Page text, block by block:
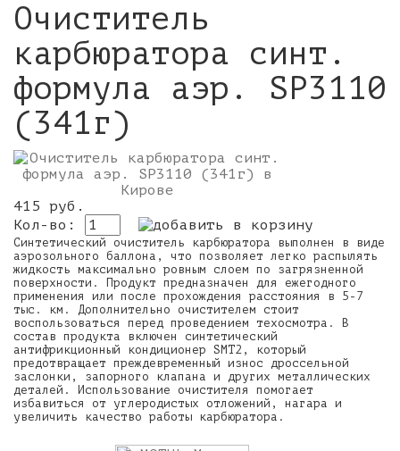
Очиститель
карбюратора синт.
формула аэр. SP3110
(341г)
415 руб.
Кол-во:
Синтетический очиститель карбюратора выполнен в виде
аэрозольного баллона, что позволяет легко распылять
жидкость максимально ровным слоем по загрязненной
поверхности. Продукт предназначен для ежегодного
применения или после прохождения расстояния в 5-7
тыс. км. Дополнительно очистителем стоит
воспользоваться перед проведением техосмотра. В
состав продукта включен синтетический
антифрикционный кондиционер SMT2, который
предотвращает преждевременный износ дроссельной
заслонки, запорного клапана и других металлических
деталей. Использование очистителя помогает
избавиться от углеродистых отложений, нагара и
увеличить качество работы карбюратора.